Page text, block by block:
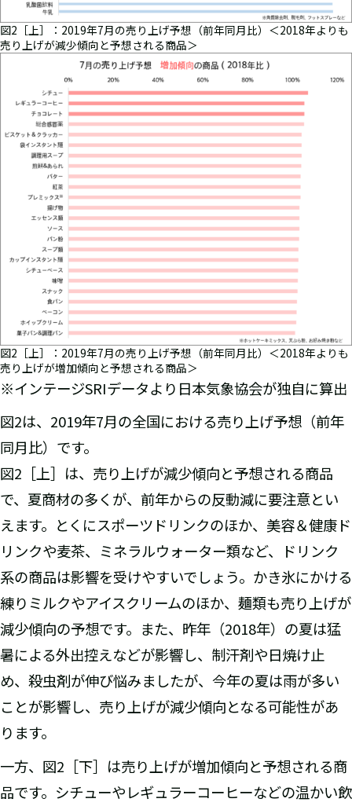
図2［上］：2019年7月の売り上げ予想（前年同月比）＜2018年よりも
売り上げが減少傾向と予想される商品＞
図2［上］：2019年7月の売り上げ予想（前年同月比）＜2018年よりも
売り上げが増加傾向と予想される商品＞
※インテージSRIデータより日本気象協会が独自に算出
図2は、2019年7月の全国における売り上げ予想（前年
同月比）です。
図2［上］は、売り上げが減少傾向と予想される商品
で、夏商材の多くが、前年からの反動減に要注意とい
えます。とくにスポーツドリンクのほか、美容＆健康ド
リンクや麦茶、ミネラルウォーター類など、ドリンク
系の商品は影響を受けやすいでしょう。かき氷にかける
練りミルクやアイスクリームのほか、麺類も売り上げが
減少傾向の予想です。また、昨年（2018年）の夏は猛
暑による外出控えなどが影響し、制汗剤や日焼け止
め、殺虫剤が伸び悩みましたが、今年の夏は雨が多い
ことが影響し、売り上げが減少傾向となる可能性があ
ります。
一方、図2［下］は売り上げが増加傾向と予想される商
品です。シチューやレギュラーコーヒーなどの温かい飲